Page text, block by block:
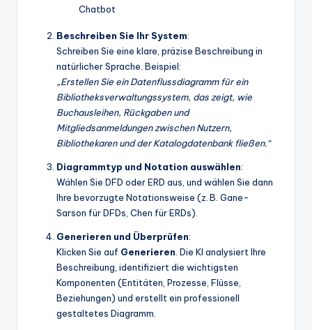
Chatbot
Beschreiben Sie Ihr System:
Schreiben Sie eine klare, präzise Beschreibung in
natürlicher Sprache. Beispiel:
„Erstellen Sie ein Datenflussdiagramm für ein
Bibliotheksverwaltungssystem, das zeigt, wie
Buchausleihen, Rückgaben und
Mitgliedsanmeldungen zwischen Nutzern,
Bibliothekaren und der Katalogdatenbank fließen.“
Diagrammtyp und Notation auswählen:
Wählen Sie DFD oder ERD aus, und wählen Sie dann
Ihre bevorzugte Notationsweise (z. B. Gane-
Sarson für DFDs, Chen für ERDs).
Generieren und Überprüfen:
Klicken Sie auf Generieren . Die KI analysiert Ihre
Beschreibung, identifiziert die wichtigsten
Komponenten (Entitäten, Prozesse, Flüsse,
Beziehungen) und erstellt ein professionell
gestaltetes Diagramm.